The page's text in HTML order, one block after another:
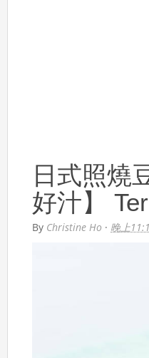
日式照燒
好汁】
By Christine Ho · 晚上